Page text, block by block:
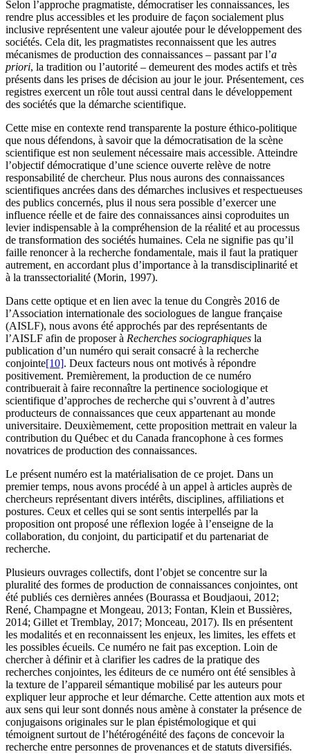
Selon l’approche pragmatiste, démocratiser les connaissances, les
rendre plus accessibles et les produire de façon socialement plus
inclusive représentent une valeur ajoutée pour le développement des
sociétés. Cela dit, les pragmatistes reconnaissent que les autres
mécanismes de production des connaissances – passant par l’a
priori, la tradition ou l’autorité – demeurent des modes actifs et très
présents dans les prises de décision au jour le jour. Présentement, ces
registres exercent un rôle tout aussi central dans le développement
des sociétés que la démarche scientifique.
Cette mise en contexte rend transparente la posture éthico-politique
que nous défendons, à savoir que la démocratisation de la scène
scientifique est non seulement nécessaire mais accessible. Atteindre
l’objectif démocratique d’une science ouverte relève de notre
responsabilité de chercheur. Plus nous aurons des connaissances
scientifiques ancrées dans des démarches inclusives et respectueuses
des publics concernés, plus il nous sera possible d’exercer une
influence réelle et de faire des connaissances ainsi coproduites un
levier indispensable à la compréhension de la réalité et au processus
de transformation des sociétés humaines. Cela ne signifie pas qu’il
faille renoncer à la recherche fondamentale, mais il faut la pratiquer
autrement, en accordant plus d’importance à la transdisciplinarité et
à la transsectorialité (Morin, 1997).
Dans cette optique et en lien avec la tenue du Congrès 2016 de
l’Association internationale des sociologues de langue française
(AISLF), nous avons été approchés par des représentants de
l’AISLF afin de proposer à Recherches sociographiques la
publication d’un numéro qui serait consacré à la recherche
conjointe[10]. Deux facteurs nous ont motivés à répondre
positivement. Premièrement, la production de ce numéro
contribuerait à faire reconnaître la pertinence sociologique et
scientifique d’approches de recherche qui s’ouvrent à d’autres
producteurs de connaissances que ceux appartenant au monde
universitaire. Deuxièmement, cette proposition mettrait en valeur la
contribution du Québec et du Canada francophone à ces formes
novatrices de production des connaissances.
Le présent numéro est la matérialisation de ce projet. Dans un
premier temps, nous avons procédé à un appel à articles auprès de
chercheurs représentant divers intérêts, disciplines, affiliations et
postures. Ceux et celles qui se sont sentis interpellés par la
proposition ont proposé une réflexion logée à l’enseigne de la
collaboration, du conjoint, du participatif et du partenariat de
recherche.
Plusieurs ouvrages collectifs, dont l’objet se concentre sur la
pluralité des formes de production de connaissances conjointes, ont
été publiés ces dernières années (Bourassa et Boudjaoui, 2012;
René, Champagne et Mongeau, 2013; Fontan, Klein et Bussières,
2014; Gillet et Tremblay, 2017; Monceau, 2017). Ils en présentent
les modalités et en reconnaissent les enjeux, les limites, les effets et
les possibles écueils. Ce numéro ne fait pas exception. Loin de
chercher à définir et à clarifier les cadres de la pratique des
recherches conjointes, les éditeurs de ce numéro ont été sensibles à
la texture de l’appareil sémantique mobilisé par les auteurs pour
expliquer leur approche et leur démarche. Cette attention aux mots et
aux sens qui leur sont donnés nous amène à constater la présence de
conjugaisons originales sur le plan épistémologique et qui
témoignent surtout de l’hétérogénéité des façons de concevoir la
recherche entre personnes de provenances et de statuts diversifiés.